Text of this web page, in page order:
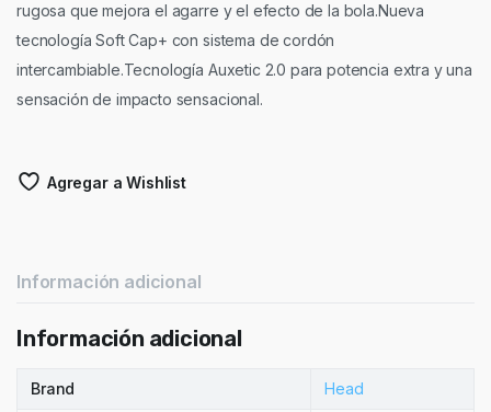
rugosa que mejora el agarre y el efecto de la bola.Nueva
tecnología Soft Cap+ con sistema de cordón
intercambiable.Tecnología Auxetic 2.0 para potencia extra y una
sensación de impacto sensacional.
Agregar a Wishlist
Información adicional
Información adicional
Brand Head